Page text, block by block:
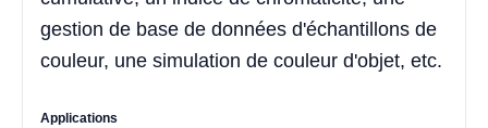
gestion de base de données d'échantillons de
couleur, une simulation de couleur d'objet, etc.
Applications